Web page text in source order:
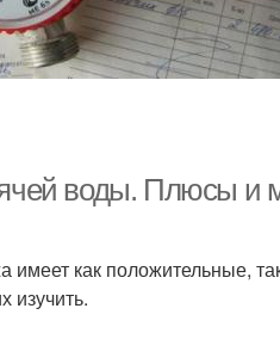
воды. Плюсы и
как положительные,
изучить.